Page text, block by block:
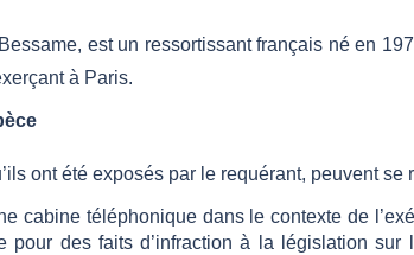
est un ressortissant français né en
à Paris.
’ils ont été exposés par le requérant, peuvent se
cabine téléphonique dans le contexte de l ’
pour des faits d’infraction à la législation sur